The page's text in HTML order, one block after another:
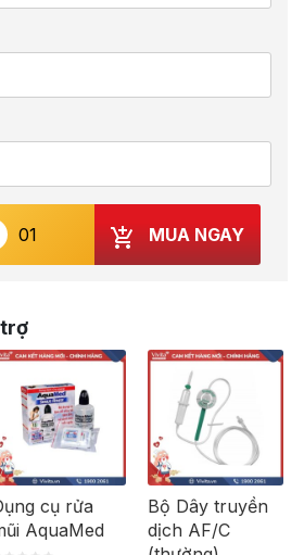
MUA NGAY
cụ rửa
AquaMed
Bộ Dây truyền
dịch AF/C